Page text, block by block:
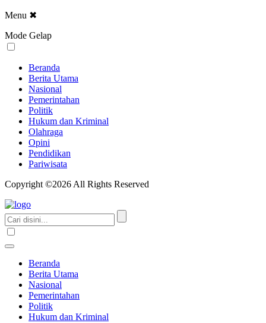
Menu ✖
Mode Gelap
Beranda
Berita Utama
Nasional
Pemerintahan
Politik
Hukum dan Kriminal
Olahraga
Opini
Pendidikan
Pariwisata
Copyright ©2026 All Rights Reserved
Beranda
Berita Utama
Nasional
Pemerintahan
Politik
Hukum dan Kriminal